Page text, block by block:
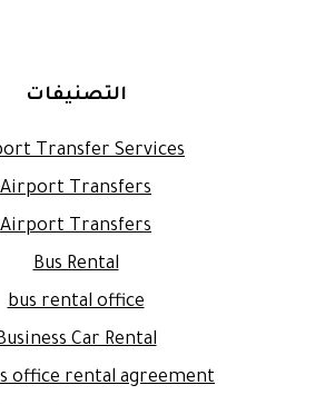
التصنيفات
Transfer Services
Airport Transfers
Airport Transfers
Bus Rental
bus rental office
Car Rental
office rental agreement